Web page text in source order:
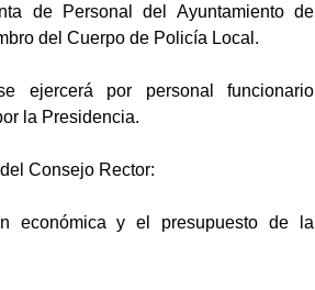
de Personal del Ayuntamiento de
del Cuerpo de Policía Local.
ejercerá por personal funcionario
la Presidencia.
Consejo Rector:
económica y el presupuesto de la